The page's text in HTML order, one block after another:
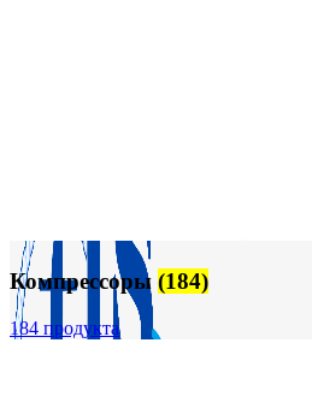
Компрессоры (184)
184 продукта